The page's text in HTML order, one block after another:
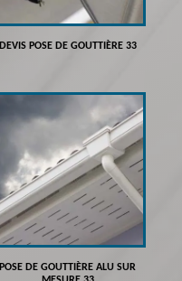
DEVIS POSE DE GOUTTIÈRE 33
POSE DE GOUTTIÈRE ALU SUR